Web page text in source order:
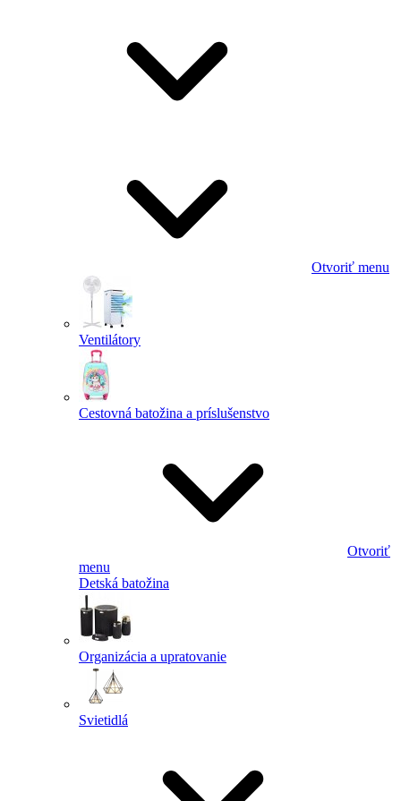
Otvoriť menu
Ventilátory
Cestovná batožina a príslušenstvo
Otvoriť
menu
Detská batožina
Organizácia a upratovanie
Svietidlá